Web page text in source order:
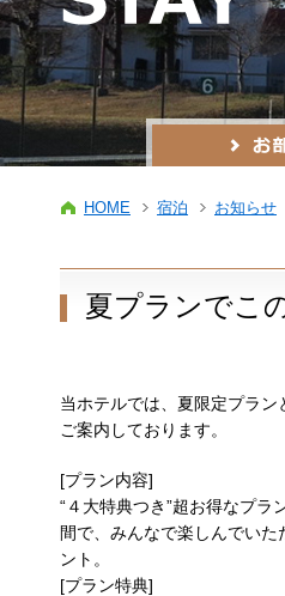
HOME 宿泊 お知らせ
夏プランでこ
当ホテルでは、夏限定プラ
ご案内しております。
[プラン内容]
“４大特典つき”超お得なプ
間で、みんなで楽しんでい
ント。
[プラン特典]